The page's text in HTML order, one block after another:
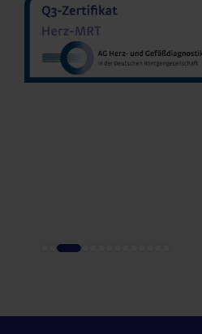
MVZ Radiologie Darmstadt
Prof. Dr. Oliver Mohrs